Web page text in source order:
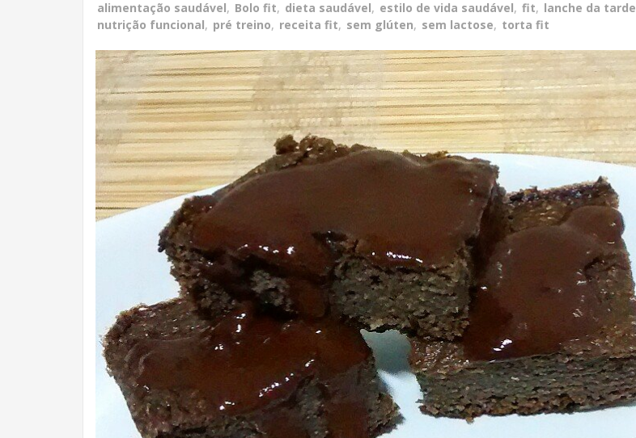
alimentação saudável, Bolo fit, dieta saudável, estilo de vida saudável, fit, lanche da tarde
nutrição funcional, pré treino, receita fit, sem glúten, sem lactose, torta fit